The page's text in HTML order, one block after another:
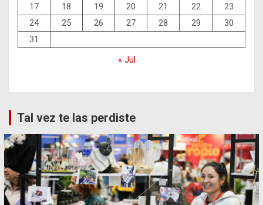
17
18 19 20 21 22
23
24
25 26 27 28 29
30
31
« Jul
Tal vez te las perdiste